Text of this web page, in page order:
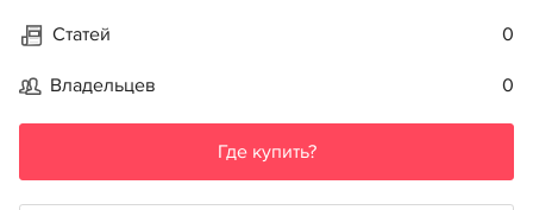
Статей 0
Владельцев 0
Где купить?